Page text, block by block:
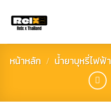
หน้าหลัก / น้ำยาบุหรี่ไฟฟ้า